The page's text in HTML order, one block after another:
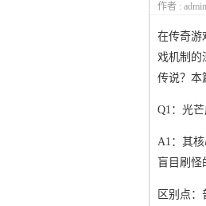
作者 :
在传奇游
戏机制的
传说？本
Q1：光
A1：其
盲目刷怪
区别点